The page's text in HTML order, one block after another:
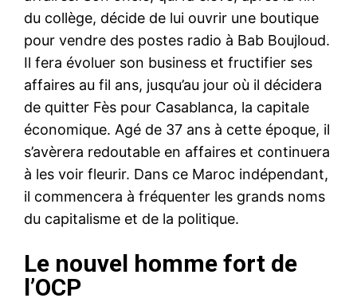
du collège, décide de lui ouvrir une boutique
pour vendre des postes radio à Bab Boujloud.
Il fera évoluer son business et fructifier ses
affaires au fil ans, jusqu’au jour où il décidera
de quitter Fès pour Casablanca, la capitale
économique. Agé de 37 ans à cette époque, il
s’avèrera redoutable en affaires et continuera
à les voir fleurir. Dans ce Maroc indépendant,
il commencera à fréquenter les grands noms
du capitalisme et de la politique.
Le nouvel homme fort de
l’OCP